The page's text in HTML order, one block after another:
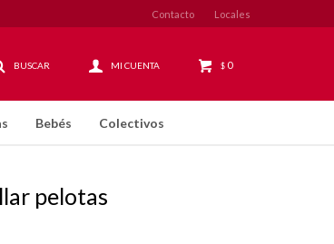
Bebés Colectivos
$ 0
Contacto Locales
pelotas